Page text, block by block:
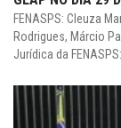
FENASPS: Cleuza
Rodrigues, Márcio
Jurídica da